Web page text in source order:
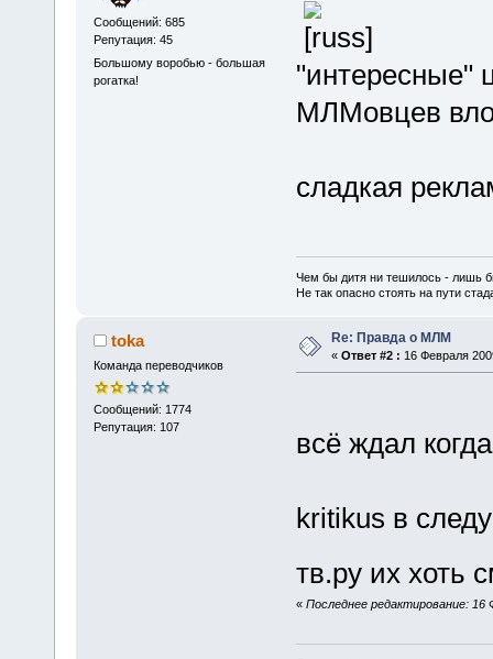
Сообщений: 685
Репутация: 45
Большому воробью - большая
рогатка!
"интересные"
МЛМовцев
сладкая
Чем бы дитя ни тешилось - лишь
Не так опасно стоять на пути
toka
Команда переводчиков
Сообщений: 1774
Репутация: 107
Re: Правда о МЛМ
« Ответ #2 : 16 Февраля
всё ждал
kritikus в
тв.ру их хоть
« Последнее редактирование: 16